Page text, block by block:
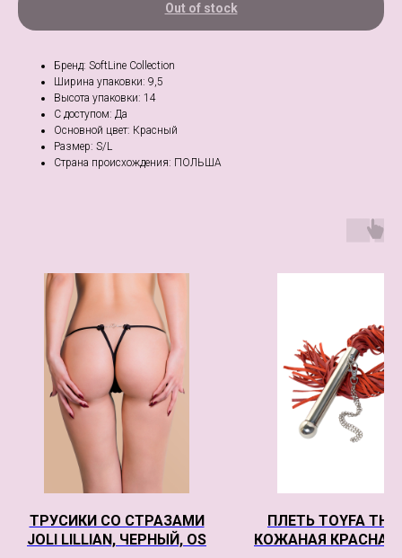
Out of stock
Бренд: SoftLine Collection
Ширина упаковки: 9,5
Высота упаковки: 14
С доступом: Да
Основной цвет: Красный
Размер: S/L
Страна происхождения: ПОЛЬША
ТРУСИКИ СО СТРАЗАМИ
JOLI LILLIAN, ЧЕРНЫЙ, OS
ПЛЕТЬ TOYFA
КОЖАНАЯ КРАСНАЯ